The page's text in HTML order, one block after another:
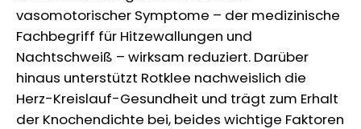
vasomotorischer Symptome – der medizinische
Fachbegriff für Hitzewallungen und
Nachtschweiß – wirksam reduziert. Darüber
hinaus unterstützt Rotklee nachweislich die
Herz-Kreislauf-Gesundheit und trägt zum Erhalt
der Knochendichte bei, beides wichtige Faktoren